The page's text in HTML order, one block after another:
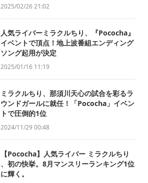
2025/02/26 21:02
人気ライバーミラクルちり、『Pococha』
イベントで頂点！地上波番組エンディング
ソング起用が決定
2025/01/16 11:19
ミラクルちり、那須川天心の試合を彩るラ
ウンドガールに就任！「Pococha」イベン
トで圧倒的1位
2024/11/29 00:48
【Pococha】人気ライバー ミラクルちり
、初の快挙。8月マンスリーランキング1位
に輝く。